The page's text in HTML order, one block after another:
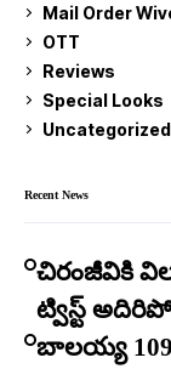
Mail Order
OTT
Reviews
Special Looks
Uncategorized
Recent News
చిరంజీవికి
ట్విస్ట్
బాలయ్య